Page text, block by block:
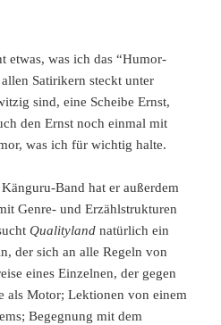
etwas, was ich das “Humor-
Satirikern steckt unter
sind, eine Scheibe Ernst,
den Ernst noch einmal mit
was ich für wichtig halte.
Band hat er außerdem
Genre- und Erzählstrukturen
Qualityland natürlich ein
der sich an alle Regeln von
eines Einzelnen, der gegen
als Motor; Lektionen von einem
Begegnung mit dem